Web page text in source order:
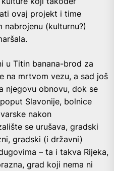
ovaj projekt i time
nabrojenu (kulturnu?)
u Titin banana-brod za
na mrtvom vezu, a sad još
njegovu obnovu, dok se
Slavonije, bolnice
nakon
se urušava, gradski
gradski (i državni)
– ta i takva Rijeka,
grad koji nema ni